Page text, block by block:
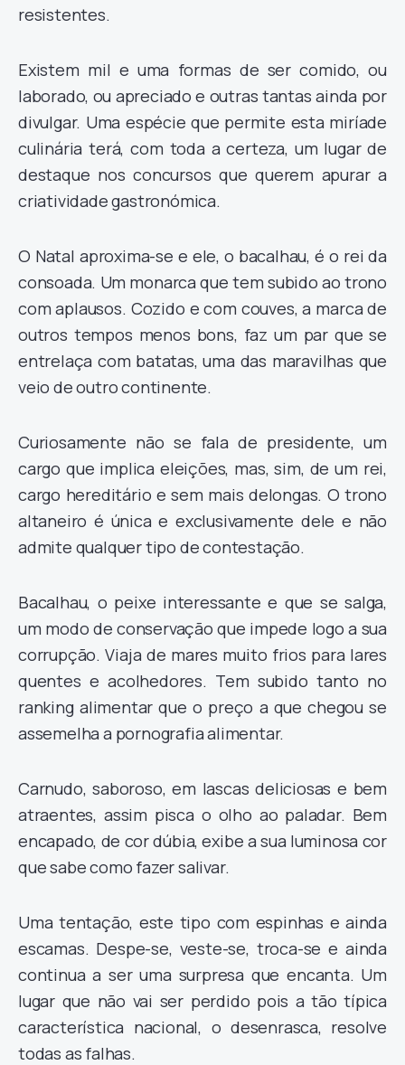
resistentes.
Existem mil e uma formas de ser comido, ou
laborado, ou apreciado e outras tantas ainda por
divulgar. Uma espécie que permite esta miríade
culinária terá, com toda a certeza, um lugar de
destaque nos concursos que querem apurar a
criatividade gastronómica.
O Natal aproxima-se e ele, o bacalhau, é o rei da
consoada. Um monarca que tem subido ao trono
com aplausos. Cozido e com couves, a marca de
outros tempos menos bons, faz um par que se
entrelaça com batatas, uma das maravilhas que
veio de outro continente.
Curiosamente não se fala de presidente, um
cargo que implica eleições, mas, sim, de um rei,
cargo hereditário e sem mais delongas. O trono
altaneiro é única e exclusivamente dele e não
admite qualquer tipo de contestação.
Bacalhau, o peixe interessante e que se salga,
um modo de conservação que impede logo a sua
corrupção. Viaja de mares muito frios para lares
quentes e acolhedores. Tem subido tanto no
ranking alimentar que o preço a que chegou se
assemelha a pornografia alimentar.
Carnudo, saboroso, em lascas deliciosas e bem
atraentes, assim pisca o olho ao paladar. Bem
encapado, de cor dúbia, exibe a sua luminosa cor
que sabe como fazer salivar.
Uma tentação, este tipo com espinhas e ainda
escamas. Despe-se, veste-se, troca-se e ainda
continua a ser uma surpresa que encanta. Um
lugar que não vai ser perdido pois a tão típica
característica nacional, o desenrasca, resolve
todas as falhas.